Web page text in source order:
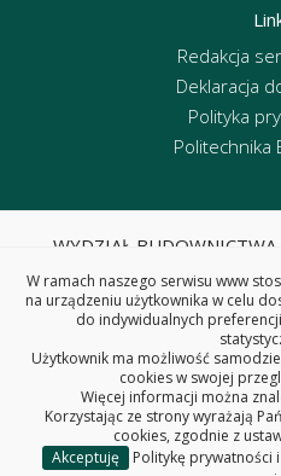
Redakcja
Deklaracja
Polityka
Politechnika
WYDZIAŁ
ul. Wiejska 45E,
tel. centrala 85 746
REGON: 000001672
Copyright © 2025
W ramach naszego serwisu www
na urządzeniu użytkownika w celu
do indywidualnych
Użytkownik ma możliwość
cookies w swojej
Więcej informacji można
Korzystając ze strony wyrażają
cookies, zgodnie z
Akceptuję
Politykę prywatności